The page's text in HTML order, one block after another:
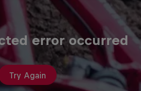
error occurred
Try Again